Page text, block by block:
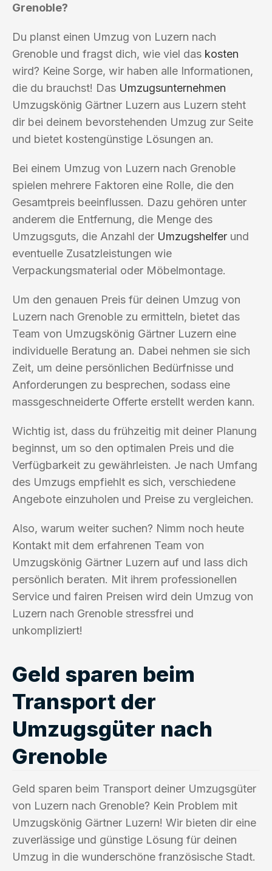
Grenoble?
Du planst einen Umzug von Luzern nach
Grenoble und fragst dich, wie viel das kosten
wird? Keine Sorge, wir haben alle Informationen,
die du brauchst! Das Umzugsunternehmen
Umzugskönig Gärtner Luzern aus Luzern steht
dir bei deinem bevorstehenden Umzug zur Seite
und bietet kostengünstige Lösungen an.
Bei einem Umzug von Luzern nach Grenoble
spielen mehrere Faktoren eine Rolle, die den
Gesamtpreis beeinflussen. Dazu gehören unter
anderem die Entfernung, die Menge des
Umzugsguts, die Anzahl der Umzugshelfer und
eventuelle Zusatzleistungen wie
Verpackungsmaterial oder Möbelmontage.
Um den genauen Preis für deinen Umzug von
Luzern nach Grenoble zu ermitteln, bietet das
Team von Umzugskönig Gärtner Luzern eine
individuelle Beratung an. Dabei nehmen sie sich
Zeit, um deine persönlichen Bedürfnisse und
Anforderungen zu besprechen, sodass eine
massgeschneiderte Offerte erstellt werden kann.
Wichtig ist, dass du frühzeitig mit deiner Planung
beginnst, um so den optimalen Preis und die
Verfügbarkeit zu gewährleisten. Je nach Umfang
des Umzugs empfiehlt es sich, verschiedene
Angebote einzuholen und Preise zu vergleichen.
Also, warum weiter suchen? Nimm noch heute
Kontakt mit dem erfahrenen Team von
Umzugskönig Gärtner Luzern auf und lass dich
persönlich beraten. Mit ihrem professionellen
Service und fairen Preisen wird dein Umzug von
Luzern nach Grenoble stressfrei und
unkompliziert!
Geld sparen beim
Transport der
Umzugsgüter nach
Grenoble
Geld sparen beim Transport deiner Umzugsgüter
von Luzern nach Grenoble? Kein Problem mit
Umzugskönig Gärtner Luzern! Wir bieten dir eine
zuverlässige und günstige Lösung für deinen
Umzug in die wunderschöne französische Stadt.